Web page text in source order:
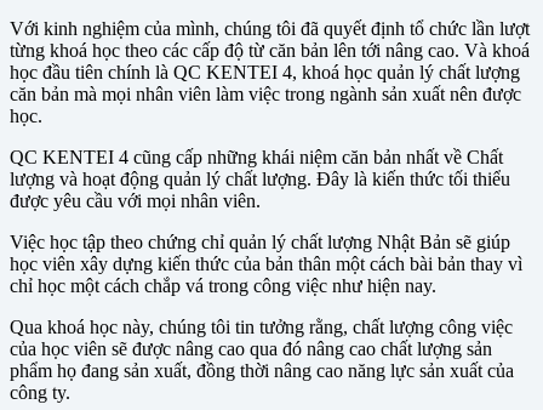
Với kinh nghiệm của mình, chúng tôi đã quyết định tổ chức lần lượt
từng khoá học theo các cấp độ từ căn bản lên tới nâng cao. Và khoá
học đầu tiên chính là QC KENTEI 4, khoá học quản lý chất lượng
căn bản mà mọi nhân viên làm việc trong ngành sản xuất nên được
học.
QC KENTEI 4 cũng cấp những khái niệm căn bản nhất về Chất
lượng và hoạt động quản lý chất lượng. Đây là kiến thức tối thiểu
được yêu cầu với mọi nhân viên.
Việc học tập theo chứng chỉ quản lý chất lượng Nhật Bản sẽ giúp
học viên xây dựng kiến thức của bản thân một cách bài bản thay vì
chỉ học một cách chắp vá trong công việc như hiện nay.
Qua khoá học này, chúng tôi tin tưởng rằng, chất lượng công việc
của học viên sẽ được nâng cao qua đó nâng cao chất lượng sản
phẩm họ đang sản xuất, đồng thời nâng cao năng lực sản xuất của
công ty.